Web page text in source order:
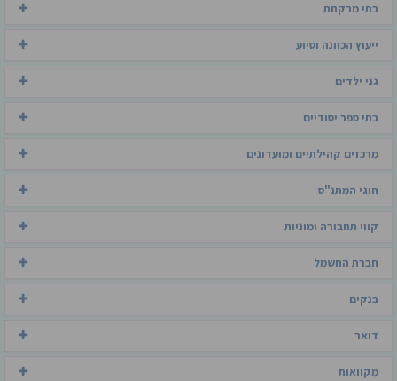
בתי מרקחת
ייעוץ הכוונה וסיוע
גני ילדים
בתי ספר יסודיים
מרכזים קהילתיים ומועדונים
חוגי המתנ"ס
קווי תחבורה ומוניות
חברת החשמל
בנקים
דואר
מקוואות